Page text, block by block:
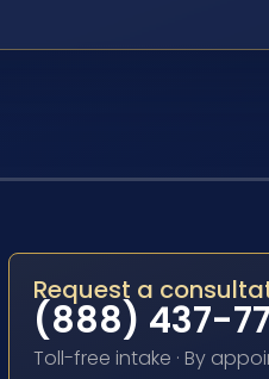
Request a
(888) 437-
Toll-free intake · By